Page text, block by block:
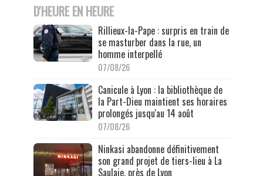
D'HEURE EN HEURE
Rillieux-la-Pape : surpris en train de
se masturber dans la rue, un
homme interpellé
07/08/26
Canicule à Lyon : la bibliothèque de
la Part-Dieu maintient ses horaires
prolongés jusqu'au 14 août
07/08/26
Ninkasi abandonne définitivement
son grand projet de tiers-lieu à La
Saulaie, près de Lyon